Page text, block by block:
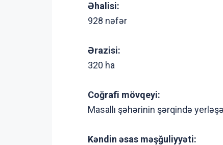
Əhalisi:
928 nəfər
Ərazisi:
320 ha
Coğrafi mövqeyi:
Masallı şəhərinin şərqində
Kəndin əsas məşğuliyyəti: